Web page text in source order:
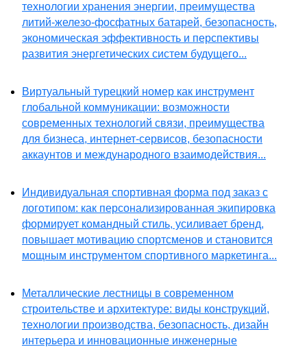
технологии хранения энергии, преимущества
литий-железо-фосфатных батарей, безопасность,
экономическая эффективность и перспективы
развития энергетических систем будущего...
Виртуальный турецкий номер как инструмент
глобальной коммуникации: возможности
современных технологий связи, преимущества
для бизнеса, интернет-сервисов, безопасности
аккаунтов и международного взаимодействия...
Индивидуальная спортивная форма под заказ с
логотипом: как персонализированная экипировка
формирует командный стиль, усиливает бренд,
повышает мотивацию спортсменов и становится
мощным инструментом спортивного маркетинга...
Металлические лестницы в современном
строительстве и архитектуре: виды конструкций,
технологии производства, безопасность, дизайн
интерьера и инновационные инженерные